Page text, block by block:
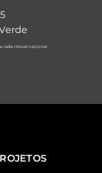
rede móvel nacional